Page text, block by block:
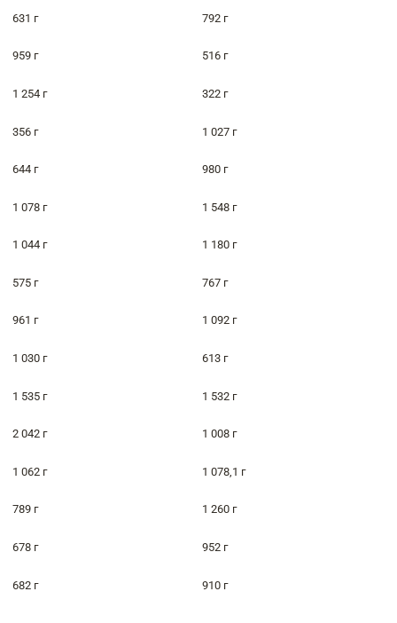
631 г 792 г
959 г 516 г
1 254 г 322 г
356 г 1 027 г
644 г 980 г
1 078 г 1 548 г
1 044 г 1 180 г
575 г 767 г
961 г 1 092 г
1 030 г 613 г
1 535 г 1 532 г
2 042 г 1 008 г
1 062 г 1 078,1 г
789 г 1 260 г
678 г 952 г
682 г 910 г